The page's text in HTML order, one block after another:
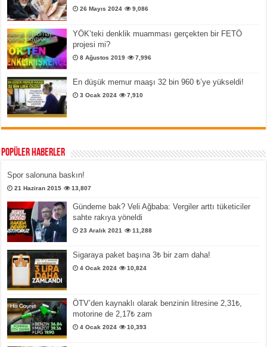
26 Mayıs 2024 9,086
YÖK’teki denklik muamması gerçekten bir FETÖ
projesi mi?
8 Ağustos 2019 7,996
En düşük memur maaşı 32 bin 960 ₺’ye yükseldi!
3 Ocak 2024 7,910
Popüler Haberler
Spor salonuna baskın!
21 Haziran 2015 13,807
Gündeme bak? Veli Ağbaba: Vergiler arttı tüketiciler
sahte rakıya yöneldi
23 Aralık 2021 11,288
Sigaraya paket başına 3₺ bir zam daha!
4 Ocak 2024 10,824
ÖTV’den kaynaklı olarak benzinin litresine 2,31₺,
motorine de 2,17₺ zam
4 Ocak 2024 10,393